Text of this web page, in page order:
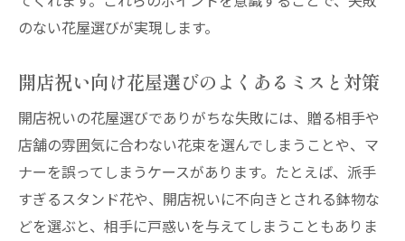
のない花屋選びが実現します。
開店祝い向け花屋選びのよくあるミスと対策
開店祝いの花屋選びでありがちな失敗には、贈る相手や
店舗の雰囲気に合わない花束を選んでしまうことや、マ
ナーを誤ってしまうケースがあります。たとえば、派手
すぎるスタンド花や、開店祝いに不向きとされる鉢物な
どを選ぶと、相手に戸惑いを与えてしまうこともありま